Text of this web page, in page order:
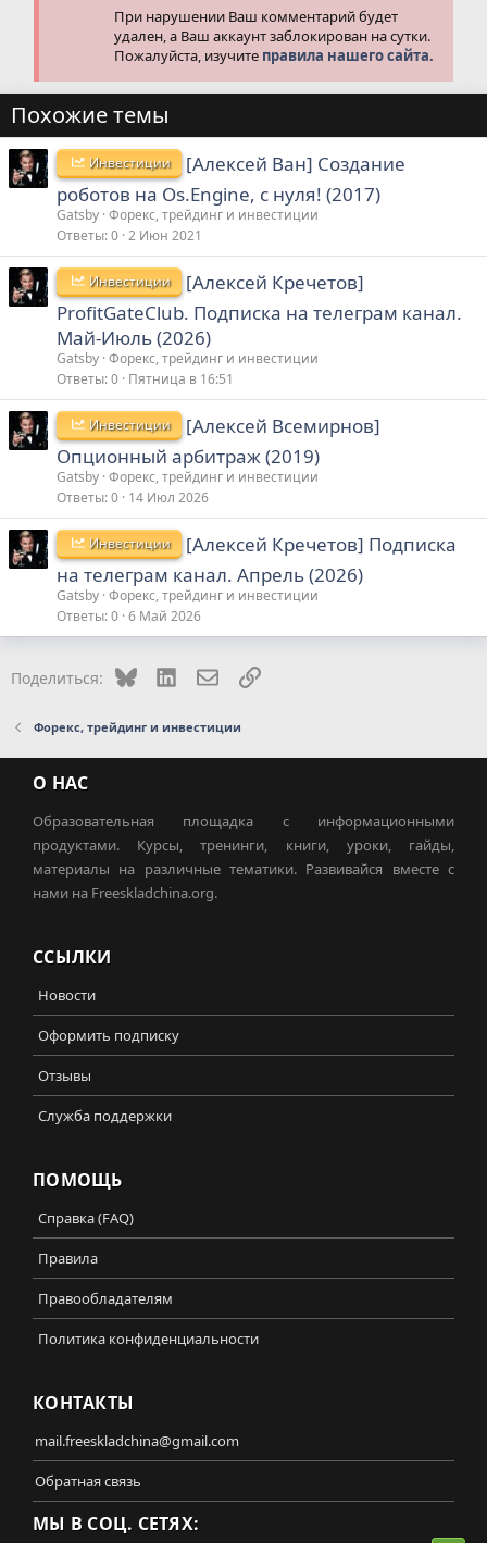
При нарушении Ваш комментарий будет
удален, а Ваш аккаунт заблокирован на сутки.
Пожалуйста, изучите правила нашего сайта.
Похожие темы
Инвестиции
[Алексей Ван] Создание
роботов на Os.Engine, с нуля! (2017)
Gatsby Форекс, трейдинг и инвестиции
Ответы 0 2 Июн 2021
Инвестиции
[Алексей Кречетов]
ProfitGateClub. Подписка на телеграм канал.
Май-Июль (2026)
Gatsby Форекс, трейдинг и инвестиции
Ответы 0 Пятница в 16:51
Инвестиции
[Алексей Всемирнов]
Опционный арбитраж (2019)
Gatsby Форекс, трейдинг и инвестиции
Ответы 0 14 Июл 2026
Инвестиции
[Алексей Кречетов] Подписка
на телеграм канал. Апрель (2026)
Gatsby Форекс, трейдинг и инвестиции
Ответы 0 6 Май 2026
Поделиться: Bluesky LinkedInЭлектронная почта
Ссылка
Форекс, трейдинг и инвестиции
О НАС
Образовательная площадка с информационными
продуктами. Курсы, тренинги, книги, уроки, гайды,
материалы на различные тематики. Развивайся вместе с
нами на Freeskladchina.org.
ССЫЛКИ
Новости
Оформить подписку
Отзывы
Служба поддержки
ПОМОЩЬ
Справка (FAQ)
Правила
Правообладателям
Политика конфиденциальности
КОНТАКТЫ
mail.freeskladchina@gmail.com
Обратная связь
МЫ В СОЦ. СЕТЯХ: